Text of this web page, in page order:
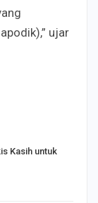
ujar
Kasih untuk